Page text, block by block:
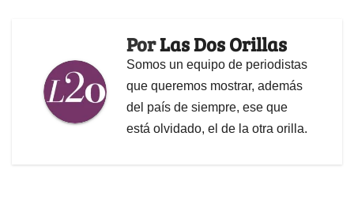
PorLas Dos Orillas
Somos un equipo de periodistas
que queremos mostrar, además
del país de siempre, ese que
está olvidado, el de la otra orilla.